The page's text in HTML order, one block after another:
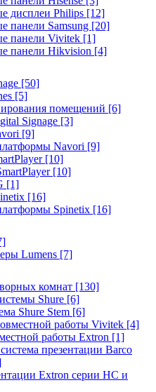
дисплеи Philips [12]
панели Samsung [20]
панели Vivitek [1]
панели Hikvision [4]
[50]
[5]
помещений [6]
Signage [3]
[9]
Navori [9]
[10]
[10]
[1]
[16]
Spinetix [16]
Lumens [7]
комнат [130]
Shure [6]
Shure Stem [6]
работы Vivitek [4]
работы Extron [1]
презентации Barco
Extron серии HC и